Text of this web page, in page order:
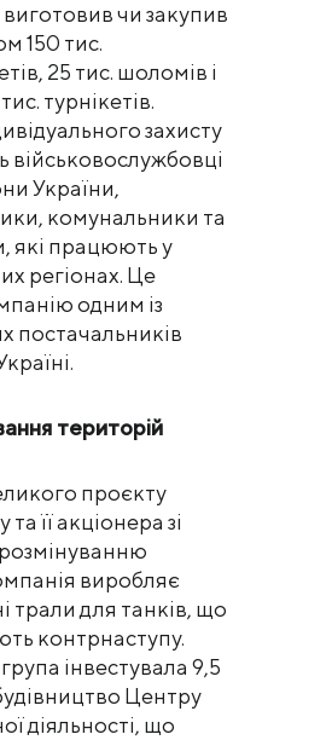
чи закупив
150 тис.
25 тис. шоломів і
турнікетів.
захисту
України,
комунальники та
які працюють у
регіонах. Це
одним із
постачальників
територій
проєкту
її акціонера зі
виробляє
трали для танків, що
контрнаступу.
інвестувала 9,5
Центру
діяльності, що